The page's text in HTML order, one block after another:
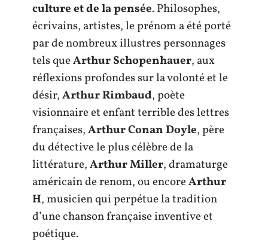
culture et de la pensée. Philosophes,
écrivains, artistes, le prénom a été porté
par de nombreux illustres personnages
tels queArthur Schopenhauer, aux
réflexions profondes sur la volonté et le
désir,Arthur Rimbaud, poète
visionnaire et enfant terrible des lettres
françaises,Arthur Conan Doyle, père
du détective le plus célèbre de la
littérature,Arthur Miller, dramaturge
américain de renom, ou encoreArthur
H, musicien qui perpétue la tradition
d’une chanson française inventive et
poétique.